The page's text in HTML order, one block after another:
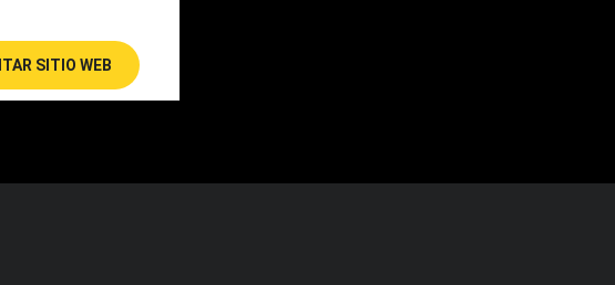
SITIO WEB